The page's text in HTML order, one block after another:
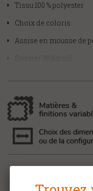
Tissu 100 % polyester
Choix de coloris
Assise en mousse de
Dossier 30 kg/m3